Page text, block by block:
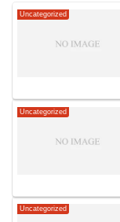
Uncategorized
Uncategorized
Uncategorized